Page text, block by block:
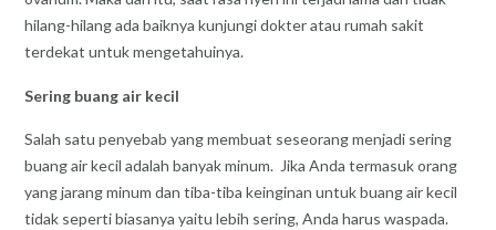
hilang-hilang ada baiknya kunjungi dokter atau rumah sakit
terdekat untuk mengetahuinya.
Sering buang air kecil
Salah satu penyebab yang membuat seseorang menjadi sering
buang air kecil adalah banyak minum. Jika Anda termasuk orang
yang jarang minum dan tiba-tiba keinginan untuk buang air kecil
tidak seperti biasanya yaitu lebih sering, Anda harus waspada.